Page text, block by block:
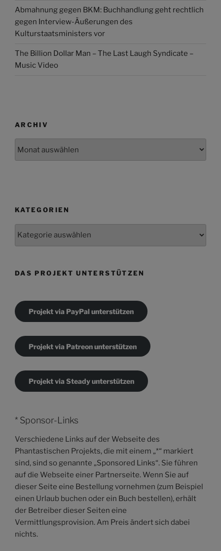
Abmahnung gegen BKM: Buchhandlung geht rechtlich
gegen Interview-Äußerungen des
Kulturstaatsministers vor
The Billion Dollar Man – The Last Laugh Syndicate –
Music Video
ARCHIV
KATEGORIEN
DAS PROJEKT UNTERSTÜTZEN
Projekt via PayPal unterstützen
Projekt via Patreon unterstützen
Projekt via Steady unterstützen
* Sponsor-Links
Verschiedene Links auf der Webseite des
Phantastischen Projekts, die mit einem „*“ markiert
sind, sind so genannte „Sponsored Links“. Sie führen
auf die Webseite einer Partnerseite. Wenn Sie auf
dieser Seite eine Bestellung vornehmen (zum Beispiel
einen Urlaub buchen oder ein Buch bestellen), erhält
der Betreiber dieser Seiten eine
Vermittlungsprovision. Am Preis ändert sich dabei
nichts.